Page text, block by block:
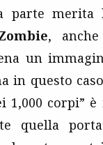
parte merita
,
un
in questo
1,000 corpi”
quella